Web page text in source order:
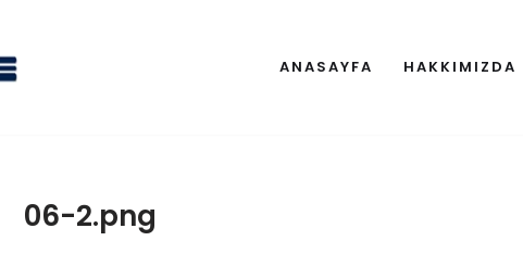
ANASAYFA HAKKIMIZDA
06-2.png